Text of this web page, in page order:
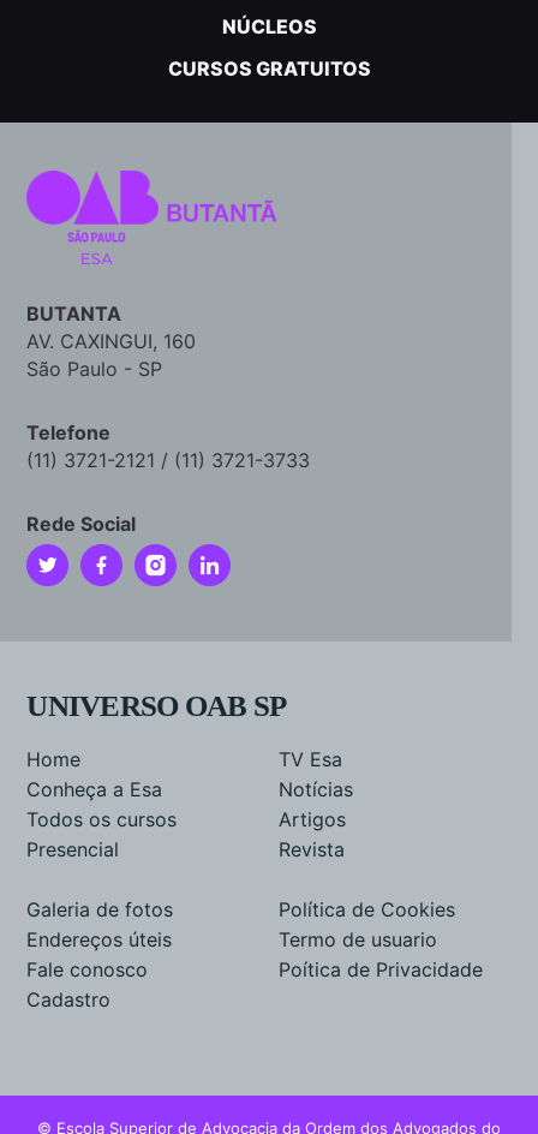
NÚCLEOS
CURSOS GRATUITOS
BUTANTA
AV. CAXINGUI, 160
São Paulo - SP
Telefone
(11) 3721-2121 / (11) 3721-3733
Rede Social
UNIVERSO OAB SP
Home
Conheça a Esa
Todos os cursos
Presencial
TV Esa
Notícias
Artigos
Revista
Galeria de fotos
Endereços úteis
Fale conosco
Cadastro
Política de Cookies
Termo de usuario
Poítica de Privacidade
© Escola Superior de Advocacia da Ordem dos Advogados do